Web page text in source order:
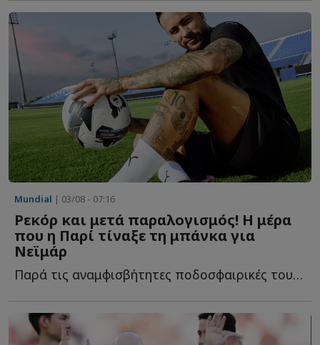
Mundial | 03/08 - 07:16
Ρεκόρ και μετά παραλογισμός! Η μέρα
που η Παρί τίναξε τη μπάνκα για
Νεϊμάρ
Παρά τις αναμφισβήτητες ποδοσφαιρικές του ικανότητες, η...